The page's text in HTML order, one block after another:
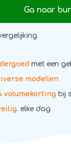
Ga naar
met een
modellen
volumekorting bij
elke dag